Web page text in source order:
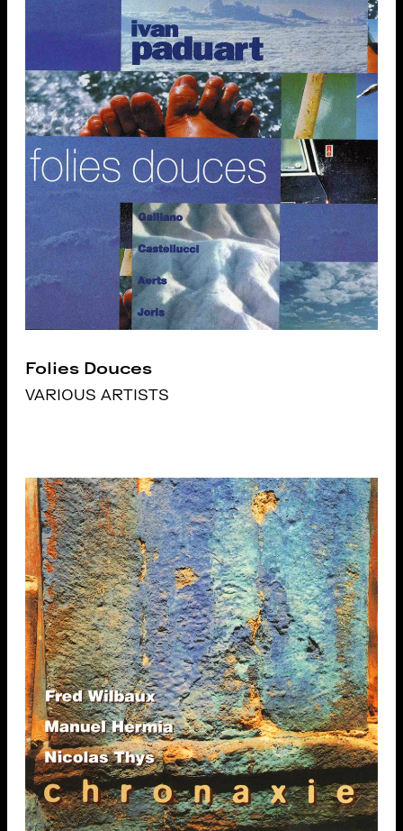
Folies Douces
VARIOUS ARTISTS